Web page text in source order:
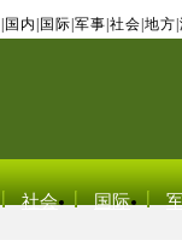
国内 国际 军事 社会 地方
社会 国际